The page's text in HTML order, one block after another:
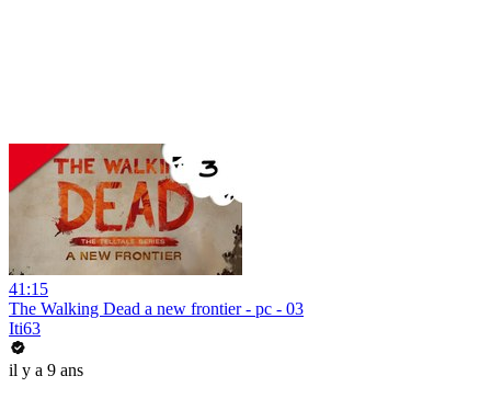
41:15
The Walking Dead a new frontier - pc - 03
Iti63
il y a 9 ans